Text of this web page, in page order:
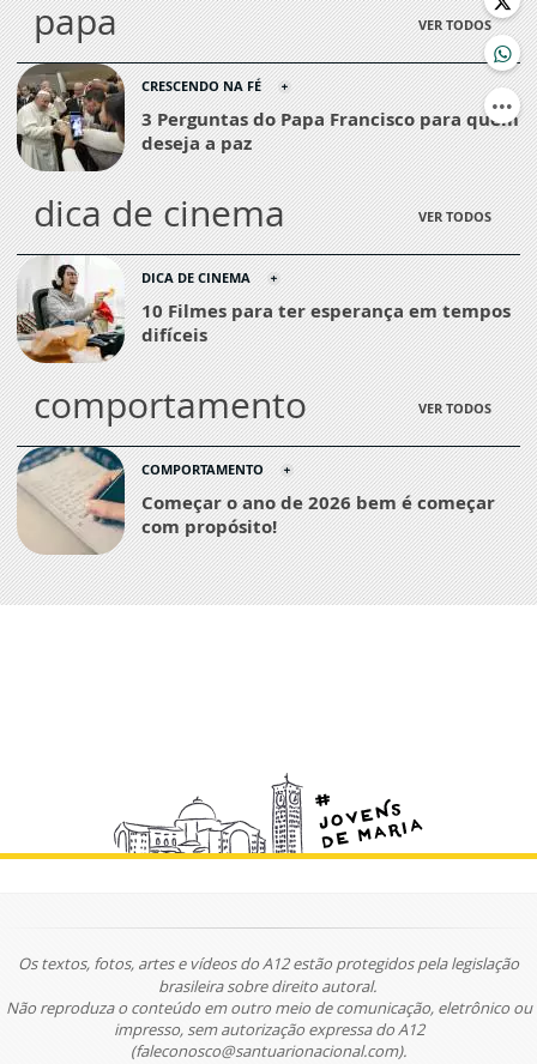
papa VER TODOS
CRESCENDO NA FÉ
3 Perguntas do Papa Francisco para quem
deseja a paz
dica de cinema VER TODOS
DICA DE CINEMA
10 Filmes para ter esperança em tempos
difíceis
comportamento VER TODOS
COMPORTAMENTO
Começar o ano de 2026 bem é começar
com propósito!
Os textos, fotos, artes e vídeos do A12 estão protegidos pela legislação
brasileira sobre direito autoral.
Não reproduza o conteúdo em outro meio de comunicação, eletrônico ou
impresso, sem autorização expressa do A12
(faleconosco@santuarionacional.com).